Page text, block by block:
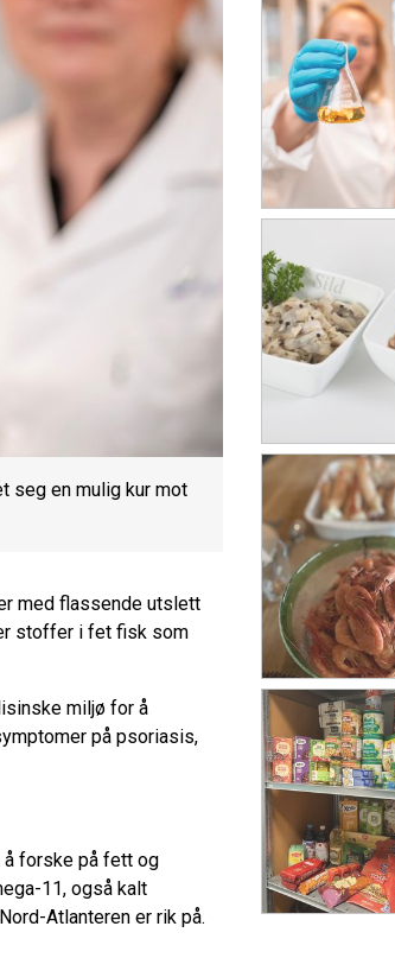
seg en mulig kur mot
med flassende utslett
stoffer i fet fisk som
miljø for å
på psoriasis,
forske på fett og
11, også kalt
Atlanteren er rik på.